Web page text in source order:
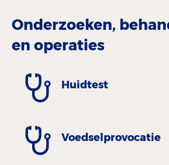
Onderzoeken,
en operaties
Huidtest
Voedselprovocatie